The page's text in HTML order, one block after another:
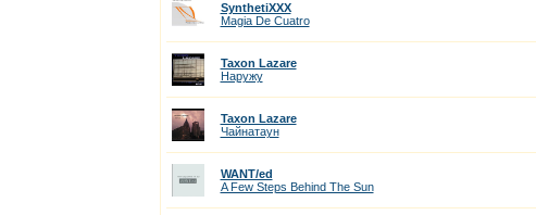
SynthetiXXX
Magia De Cuatro
Taxon Lazare
Наружу
Taxon Lazare
Чайнатаун
WANT/ed
A Few Steps Behind The Sun